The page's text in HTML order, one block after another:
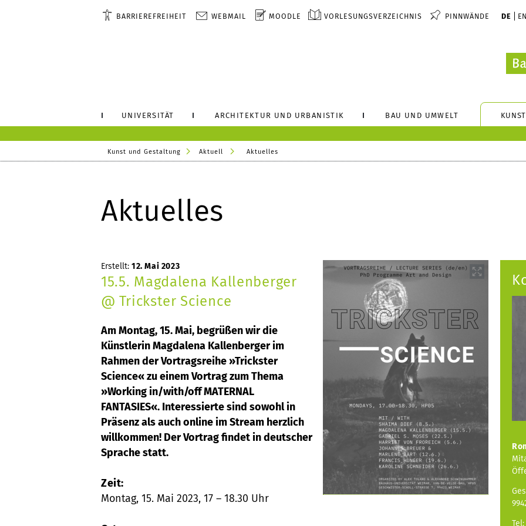
BARRIEREFREIHEIT WEBMAIL MOODLE VORLESUNGSVERZEICHNIS PINNWÄNDE DE EN
UNIVERSITÄT ARCHITEKTUR UND URBANISTIK BAU UND UMWELT
Kunst und Gestaltung Aktuell Aktuelles
Aktuelles
Erstellt: 12. Mai 2023
15.5. Magdalena Kallenberger
@ Trickster Science
Am Montag, 15. Mai, begrüßen wir die
Künstlerin Magdalena Kallenberger im
Rahmen der Vortragsreihe »Trickster
Science« zu einem Vortrag zum Thema
»Working in/with/off MATERNAL
FANTASIES«. Interessierte sind sowohl in
Präsenz als auch online im Stream herzlich
willkommen! Der Vortrag findet in deutscher
Sprache statt.
Zeit:
Montag, 15. Mai 2023, 17 – 18.30 Uhr